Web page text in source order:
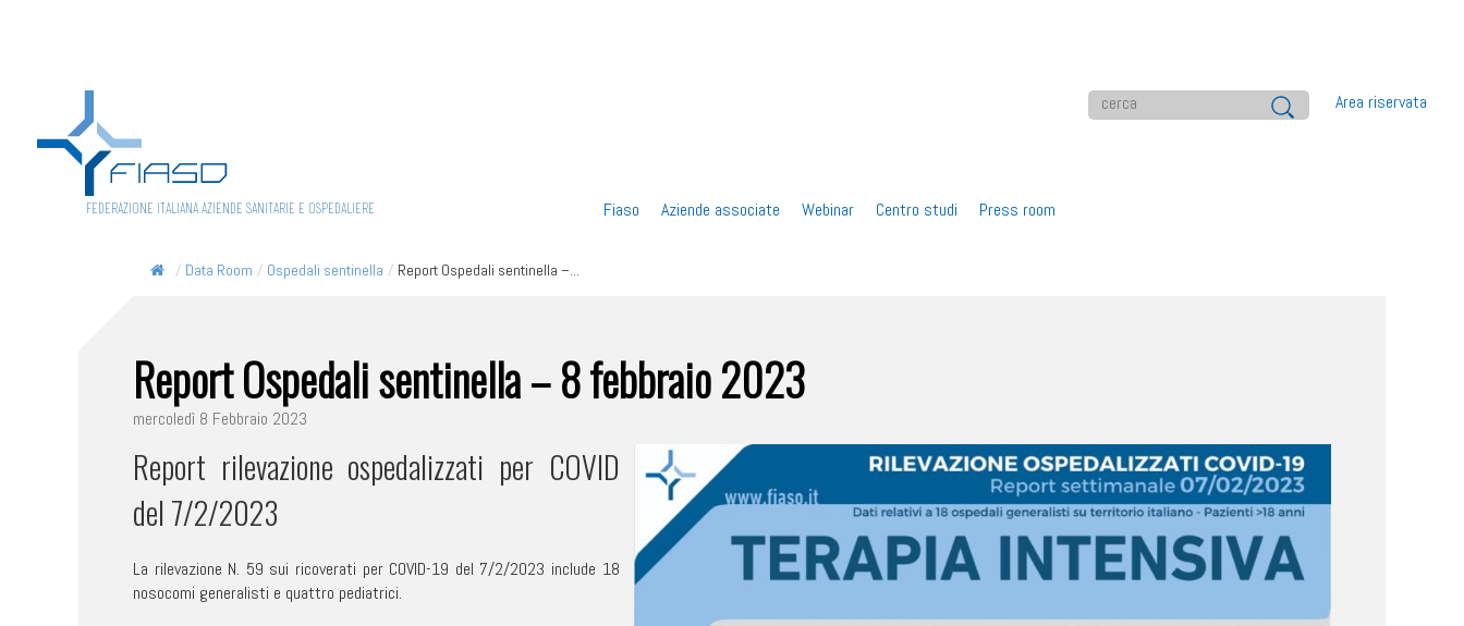
Area riservata
FEDERAZIONE ITALIANA AZIENDE SANITARIE E OSPEDALIERE
Vai
Fiaso Aziende associate Webinar Centro studi Press room
/ Data Room / Ospedali sentinella / Report Ospedali sentinella –...
Report Ospedali sentinella – 8 febbraio 2023
mercoledì 8 Febbraio 2023
Report rilevazione ospedalizzati per COVID
del 7/2/2023
La rilevazione N. 59 sui ricoverati per COVID-19 del 7/2/2023 include 18
nosocomi generalisti e quattro pediatrici.